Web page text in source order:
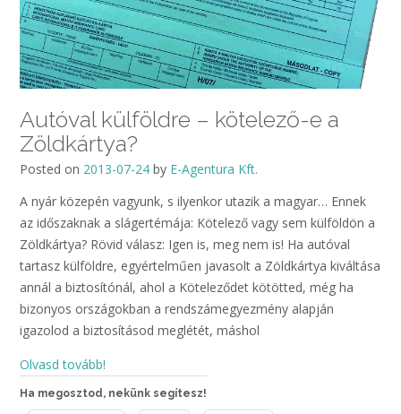
Autóval külföldre – kötelező-e a
Zöldkártya?
Posted on 2013-07-24 by E-Agentura Kft.
A nyár közepén vagyunk, s ilyenkor utazik a magyar… Ennek
az időszaknak a slágertémája: Kötelező vagy sem külföldön a
Zöldkártya? Rövid válasz: Igen is, meg nem is! Ha autóval
tartasz külföldre, egyértelműen javasolt a Zöldkártya kiváltása
annál a biztosítónál, ahol a Köteleződet kötötted, még ha
bizonyos országokban a rendszámegyezmény alapján
igazolod a biztosításod meglétét, máshol
Olvasd tovább!
Ha megosztod, nekünk segítesz!